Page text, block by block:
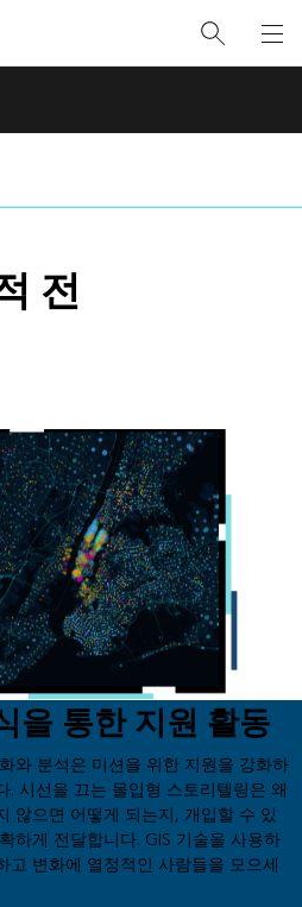
전
을 통한 지원 활동
와 분석은 미션을 위한 지원을 강화하
시선을 끄는 몰입형 스토리텔링은 왜
않으면 어떻게 되는지, 개입할 수 있
하게 전달합니다. GIS 기술을 사용하
변화에 열정적인 사람들을 모으세